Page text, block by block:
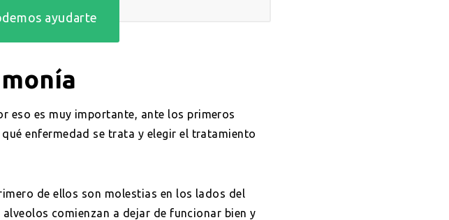
ayudarte
eso es muy importante, ante los primeros
enfermedad se trata y elegir el tratamiento
de ellos son molestias en los lados del
comienzan a dejar de funcionar bien y